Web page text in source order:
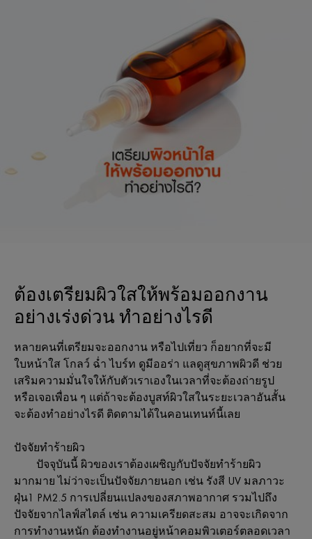
ต้องเตรียมผิวใสให้พร้อมออกงาน
อย่างเร่งด่วน ทำอย่างไรดี
หลายคนที่เตรียมจะออกงาน หรือไปเที่ยว ก็อยากที่จะมี
ใบหน้าใส โกลว์ ฉ่ำ ไบร์ท ดูมีออร่า แลดูสุขภาพผิวดี ช่วย
เสริมความมั่นใจให้กับตัวเราเองในเวลาที่จะต้องถ่ายรูป
หรือเจอเพื่อน ๆ แต่ถ้าจะต้องบูสท์ผิวใสในระยะเวลาอันสั้น
จะต้องทำอย่างไรดี ติดตามได้ในคอนเทนท์นี้เลย
ปัจจัยทำร้ายผิว
ปัจจุบันนี้ ผิวของเราต้องเผชิญกับปัจจัยทำร้ายผิว
มากมาย ไม่ว่าจะเป็นปัจจัยภายนอก เช่น รังสี UV มลภาวะ
ฝุ่น1 PM2.5 การเปลี่ยนแปลงของสภาพอากาศ รวมไปถึง
ปัจจัยจากไลฟ์สไตล์ เช่น ความเครียดสะสม อาจจะเกิดจาก
การทำงานหนัก ต้องทำงานอยู่หน้าคอมพิวเตอร์ตลอดเวลา